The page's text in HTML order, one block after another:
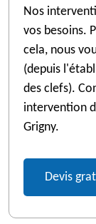
Nos
vos besoins.
cela, nous
(depuis
des clefs).
intervention
Grigny.
Devis